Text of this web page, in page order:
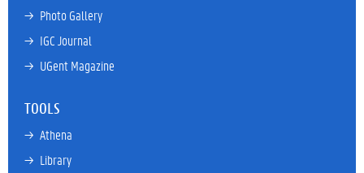
→ Photo Gallery
→ IGC Journal
→ UGent Magazine
TOOLS
→ Athena
→ Library